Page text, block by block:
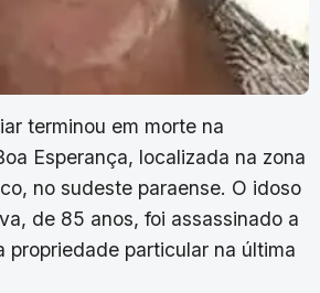
terminou em morte na
Esperança, localizada na zona
no sudeste paraense. O idoso
de 85 anos, foi assassinado a
propriedade particular na última